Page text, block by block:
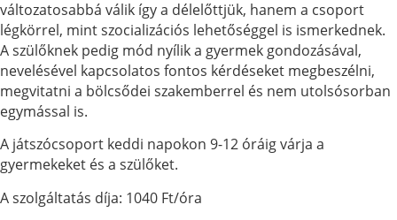
Ennek a szolgáltatásnak külön térítési díja van, ami az
óradíjból, és az étkezés díjából áll, amennyiben ezt
igénylik a családok. A játszócsoport háziasszonya
szakképzett kisgyermeknevelő, aki készséggel áll a szülők
és a gyermekek rendelkezésére. Ezeken a délelőttökön a
gyermekek és szüleik olyan játékformákkal
számukra. A játszócsoportba járó gyermekeknek
nemcsak változatosabbá válik így a délelőttjük, hanem a
csoporttal, mint szocializációs közeggel is ismerkednek.
változatosabbá válik így a délelőttjük, hanem a csoport
légkörrel, mint szocializációs lehetőséggel is ismerkednek.
A szülőknek pedig mód nyílik a gyermek gondozásával,
nevelésével kapcsolatos fontos kérdéseket megbeszélni,
megvitatni a bölcsődei szakemberrel és nem utolsósorban
egymással is.
A játszócsoport keddi napokon 9-12 óráig várja a
gyermekeket és a szülőket.
A szolgáltatás díja: 1040 Ft/óra